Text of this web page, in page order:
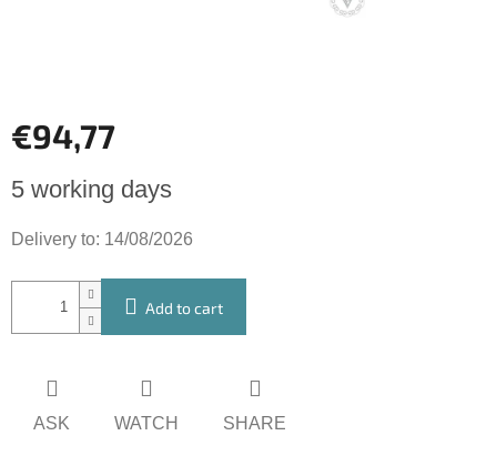
€94,77
price:
5 working days
Delivery to: 14/08/2026
Add to cart
ASK WATCH SHARE